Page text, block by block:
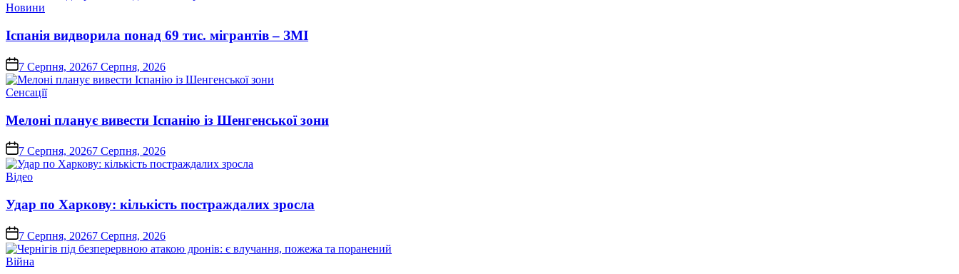
Опублікувати
Новини
Іспанія видворила понад 69 тис. мігрантів – ЗМІ
on 7 Серпня, 20267 Серпня, 2026
Опублікувати
Сенсації
Мелоні планує вивести Іспанію із Шенгенської зони
on 7 Серпня, 20267 Серпня, 2026
Опублікувати
Відео
Удар по Харкову: кількість постраждалих зросла
on 7 Серпня, 20267 Серпня, 2026
Опублікувати
Війна